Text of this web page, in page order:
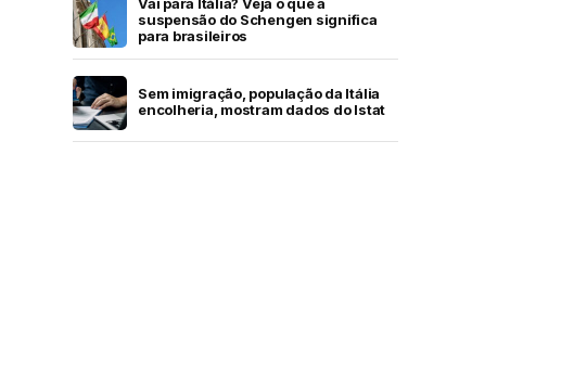
suspensão do Schengen significa
para brasileiros
Sem imigração, população da Itália
encolheria, mostram dados do Istat